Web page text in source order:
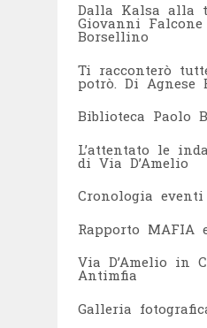
Dalla Kalsa alla
Giovanni
Borsellino
Ti racconterò
potrò. Di Agnese
Biblioteca Paolo
L’attentato le
di Via D’Amelio
Cronologia eventi
Rapporto MAFIA
Via D’Amelio in
Antimfia
Galleria